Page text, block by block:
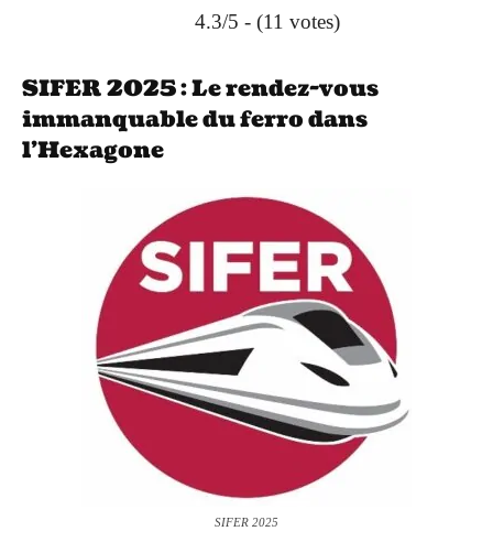
4.3/5 - (11 votes)
SIFER 2025 : Le rendez-vous
immanquable du ferro dans
l’Hexagone
SIFER 2025